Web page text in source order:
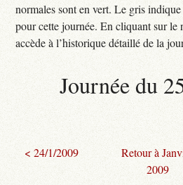
normales sont en vert. Le gris indique
pour cette journée. En cliquant sur le
accède à l’historique détaillé de la
Journée du
< 24/1/2009
Retour à
2009